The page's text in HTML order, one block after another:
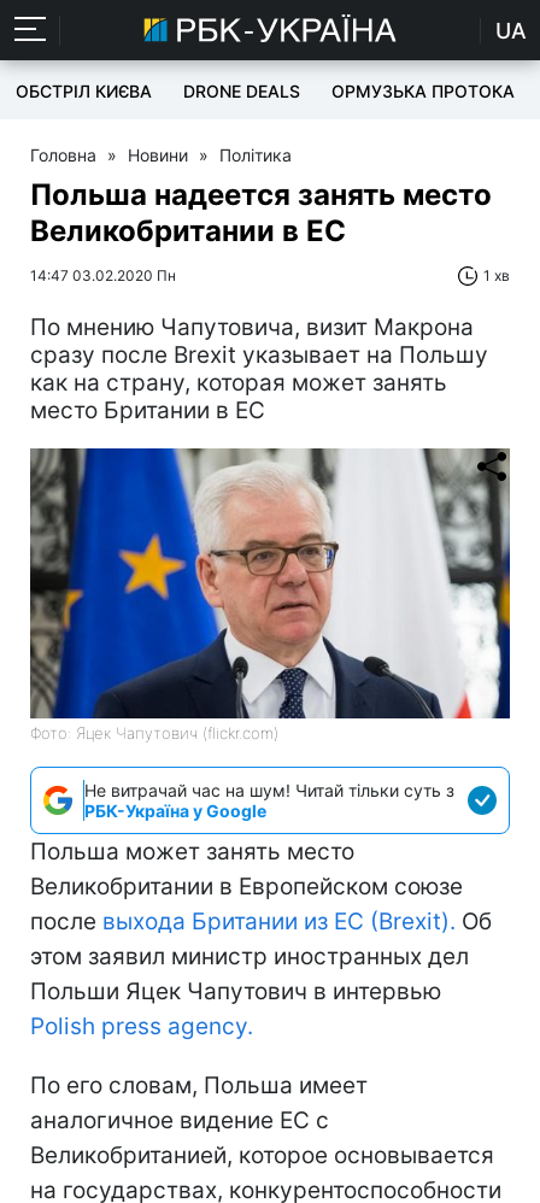
UA
ОБСТРІЛ КИЄВА DRONE DEALS ОРМУЗЬКА ПРОТОКА
Головна » Новини » Політика
Польша надеется занять место
Великобритании в ЕС
14:47 03.02.2020 Пн 1 хв
По мнению Чапутовича, визит Макрона
сразу после Brexit указывает на Польшу
как на страну, которая может занять
место Британии в ЕС
Фото: Яцек Чапутович (flickr.com)
Не витрачай час на шум! Читай тільки суть з
РБК-Україна у Google
Польша может занять место
Великобритании в Европейском союзе
после выхода Британии из ЕС (Brexit). Об
этом заявил министр иностранных дел
Польши Яцек Чапутович в интервью
Polish press agency.
По его словам, Польша имеет
аналогичное видение ЕС с
Великобританией, которое основывается
на государствах, конкурентоспособности